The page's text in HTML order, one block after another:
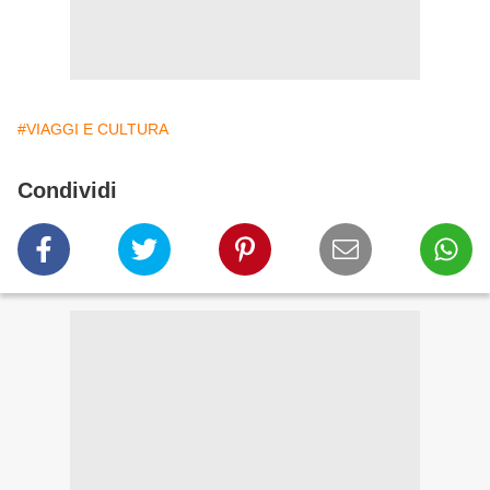
#VIAGGI E CULTURA
Condividi